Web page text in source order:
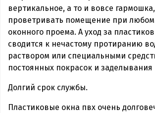
вертикальное, а то и вовсе
проветривать помещение при
оконного проема. А уход за
сводится к нечастому протиранию
раствором или специальными
постоянных покрасок и
Долгий срок службы.
Пластиковые окна пвх очень